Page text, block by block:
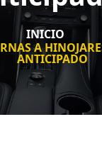
INICIO
A
ANTICIPADO